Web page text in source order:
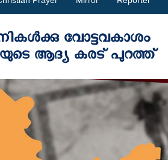
വോട്ടവകാശം
ആദ്യ കരട് പുറത്ത്